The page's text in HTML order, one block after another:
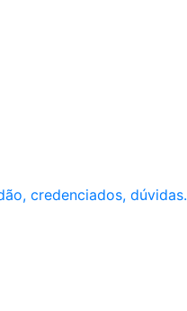
credenciados, dúvidas.